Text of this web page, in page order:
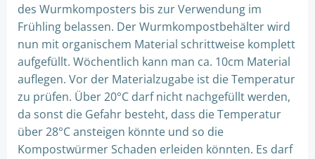
des Wurmkomposters bis zur Verwendung im
Frühling belassen. Der Wurmkompostbehälter wird
nun mit organischem Material schrittweise komplett
aufgefüllt. Wöchentlich kann man ca. 10cm Material
auflegen. Vor der Materialzugabe ist die Temperatur
zu prüfen. Über 20°C darf nicht nachgefüllt werden,
da sonst die Gefahr besteht, dass die Temperatur
über 28°C ansteigen könnte und so die
Kompostwürmer Schaden erleiden könnten. Es darf